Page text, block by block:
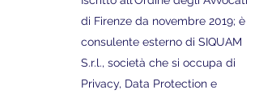
di Firenze da novembre 2019; è
consulente esterno di SIQUAM
S.r.l., società che si occupa di
Privacy, Data Protection e